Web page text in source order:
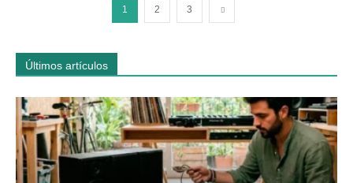
1 2 3
Últimos artículos